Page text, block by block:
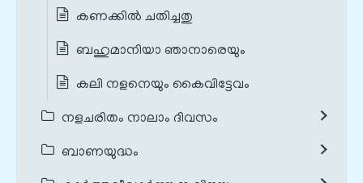
കണക്കിൽ ചതിച്ചതു
ബഹുമാനിയാ ഞാനാരെയും
കലി നളനെയും കൈവിട്ടേവം
നളചരിതം നാലാം ദിവസം
ബാണയുദ്ധം